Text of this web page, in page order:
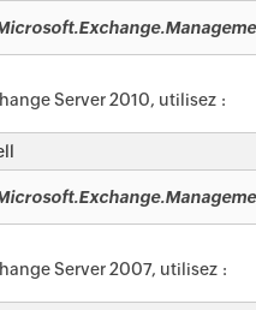
Server 2010, utilisez :
Server 2007, utilisez :